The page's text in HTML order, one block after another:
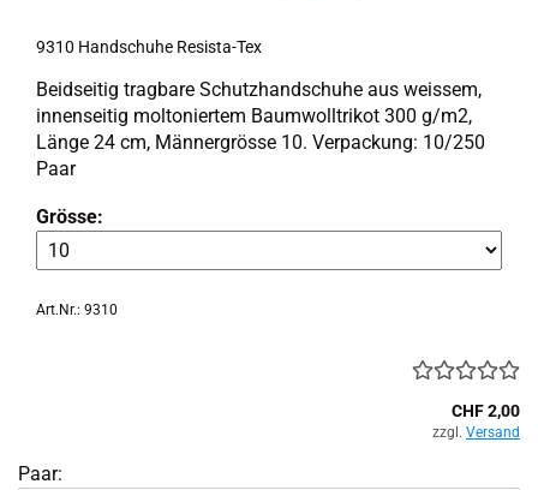
9310 Hand­schu­he Resista-​​Tex
Beid­sei­tig trag­ba­re Schutz­hand­schu­he aus weis­sem,
in­nen­sei­tig mol­to­nier­tem Baum­woll­tri­kot 300 g/m2,
Länge 24 cm, Män­ner­grös­se 10. Ver­pa­ckung: 10/250
Paar
Grösse:
Art.Nr.: 9310
CHF 2,00
zzgl. Versand
Paar: